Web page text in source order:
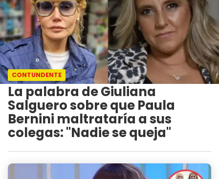
CONTUNDENTE
La palabra de Giuliana
Salguero sobre que Paula
Bernini maltrataría a sus
colegas: "Nadie se queja"